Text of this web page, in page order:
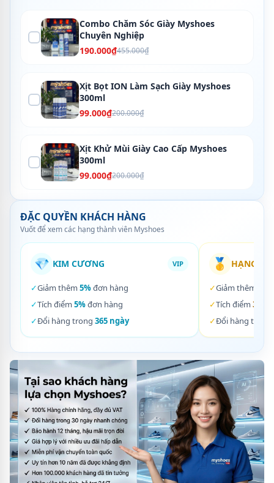
Combo Chăm Sóc Giày Myshoes
Chuyên Nghiệp
190.000₫455.000₫
Xịt Bọt ION Làm Sạch Giày Myshoes
300ml
99.000₫200.000₫
Xịt Khử Mùi Giày Cao Cấp Myshoes
300ml
99.000₫200.000₫
ĐẶC QUYỀN KHÁCH HÀNG
Vuốt để xem các hạng thành viên Myshoes
💎 KIM CƯƠNG VIP
✓Giảm thêm 5%đơn hàng
✓Tích điểm 5%đơn hàng
✓Đổi hàng trong 365 ngày
🥇 HẠNG
✓Giảm thêm
✓Tích điểm 3%
✓Đổi hàng trong